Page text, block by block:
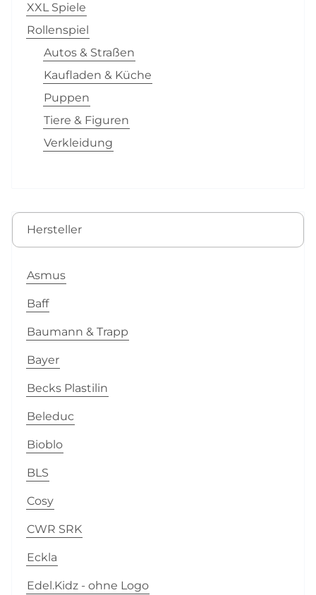
XXL Spiele
Rollenspiel
Autos & Straßen
Kaufladen & Küche
Puppen
Tiere & Figuren
Verkleidung
Hersteller
Asmus
Baff
Baumann & Trapp
Bayer
Becks Plastilin
Beleduc
Bioblo
BLS
Cosy
CWR SRK
Eckla
Edel.Kidz - ohne Logo